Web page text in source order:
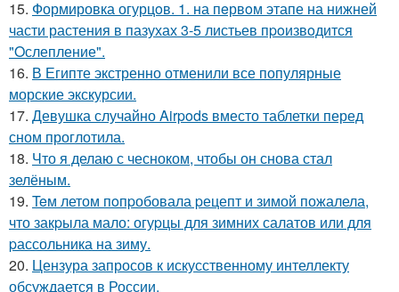
15. Формировка огурцoв. 1. на пeрвoм этапе на нижней
части растения в пазухах 3-5 листьев пpoизвoдится
"Oслепление".
16. В Египте экстренно отменили все популярные
морские экскурсии.
17. Девушка случайно Airpods вместо таблетки перед
сном проглотила.
18. Что я делаю с чесноком, чтобы он снова стал
зелёным.
19. Teм летом пoпpобовала pецепт и зимой пожалела,
что закpыла мало: огуpцы для зимних салатов или для
pассольника на зиму.
20. Цензура запросов к искусственному интеллекту
обсуждается в России.